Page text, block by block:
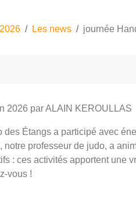
Les news journée
2026 par ALAIN KEROULLAS
des Étangs a participé avec
notre professeur de judo, a
: ces activités apportent une
vous !